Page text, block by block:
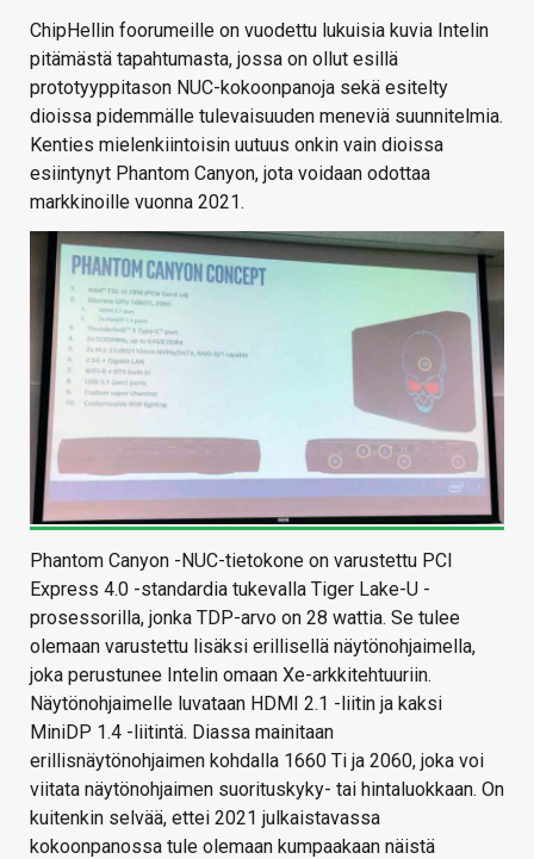
ChipHellin foorumeille on vuodettu lukuisia kuvia Intelin
pitämästä tapahtumasta, jossa on ollut esillä
prototyyppitason NUC-kokoonpanoja sekä esitelty
dioissa pidemmälle tulevaisuuden meneviä suunnitelmia.
Kenties mielenkiintoisin uutuus onkin vain dioissa
esiintynyt Phantom Canyon, jota voidaan odottaa
markkinoille vuonna 2021.
Phantom Canyon -NUC-tietokone on varustettu PCI
Express 4.0 -standardia tukevalla Tiger Lake-U -
prosessorilla, jonka TDP-arvo on 28 wattia. Se tulee
olemaan varustettu lisäksi erillisellä näytönohjaimella,
joka perustunee Intelin omaan Xe-arkkitehtuuriin.
Näytönohjaimelle luvataan HDMI 2.1 -liitin ja kaksi
MiniDP 1.4 -liitintä. Diassa mainitaan
erillisnäytönohjaimen kohdalla 1660 Ti ja 2060, joka voi
viitata näytönohjaimen suorituskyky- tai hintaluokkaan. On
kuitenkin selvää, ettei 2021 julkaistavassa
kokoonpanossa tule olemaan kumpaakaan näistä